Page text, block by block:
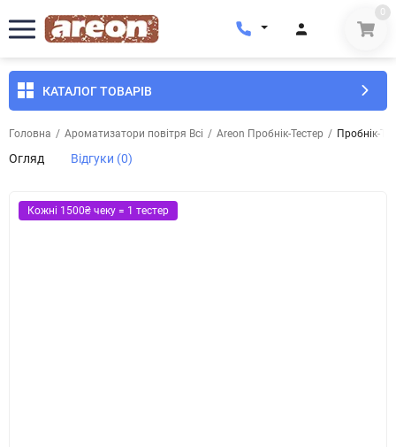
0
КАТАЛОГ ТОВАРІВ
Головна / Ароматизатори повітря Всі / Areon Пробнік-Тестер / Пробнік-
Огляд Відгуки (0)
Кожні 1500₴ чеку = 1 тестер